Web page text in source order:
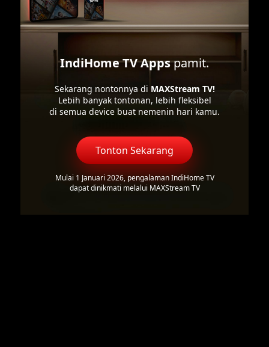
IndiHome TV Appspamit.
Sekarang nontonnya di MAXStream TV!
Lebih banyak tontonan, lebih fleksibel
di semua device buat nemenin hari kamu.
Tonton Sekarang
Mulai 1 Januari 2026, pengalaman IndiHome TV
dapat dinikmati melalui MAXStream TV